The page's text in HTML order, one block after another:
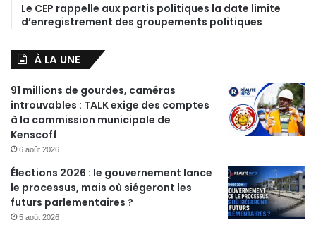
Le CEP rappelle aux partis politiques la date limite
d’enregistrement des groupements politiques
À LA UNE
91 millions de gourdes, caméras
introuvables : TALK exige des comptes
à la commission municipale de
Kenscoff
6 août 2026
Élections 2026 : le gouvernement lance
le processus, mais où siégeront les
futurs parlementaires ?
5 août 2026